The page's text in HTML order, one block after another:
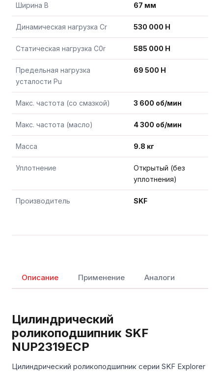
Ширина B 67 мм
Динамическая нагрузка Cr 530 000 Н
Статическая нагрузка C0r 585 000 Н
Предельная нагрузка
усталости Pu
69 500 Н
Макс. частота (со смазкой) 3 600 об/мин
Макс. частота (масло) 4 300 об/мин
Масса 9.8 кг
Уплотнение
Открытый (без
уплотнения)
Производитель SKF
Описание Применение Аналоги
Цилиндрический
роликоподшипник SKF
NUP2319ECP
Цилиндрический роликоподшипник серии SKF Explorer